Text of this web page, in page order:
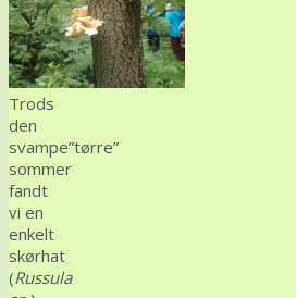
Trods
den
svampe”tørre”
sommer
fandt
vi en
enkelt
skørhat
(Russula